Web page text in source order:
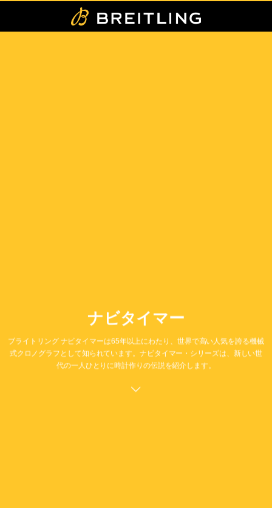
ナビタイマー
ブライトリング ナビタイマーは65年以上にわたり、世界で高い人気を誇る機械
式クロノグラフとして知られています。ナビタイマー・シリーズは、新しい世
代の一人ひとりに時計作りの伝説を紹介します。